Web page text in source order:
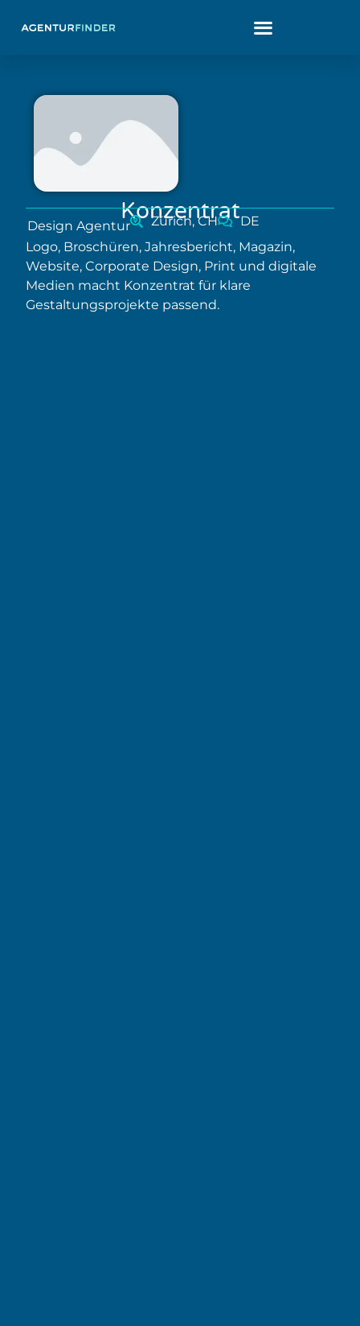
Konzentrat
Design Agentur Zürich, CH
DE
Logo, Broschüren, Jahresbericht, Magazin,
Website, Corporate Design, Print und digitale
Medien macht Konzentrat für klare
Gestaltungsprojekte passend.